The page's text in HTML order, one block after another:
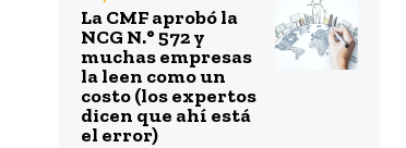
La CMF aprobó la
NCG N.° 572 y
muchas empresas
la leen como un
costo (los expertos
dicen que ahí está
el error)